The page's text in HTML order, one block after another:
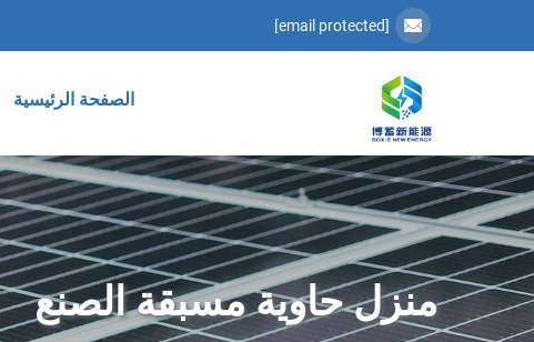
[email protected]
الصفحة الرئيسية
منزل حاوية مسبقة الصنع